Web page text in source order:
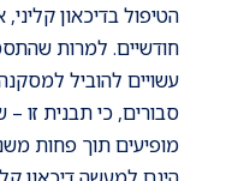
הטיפול בדיכאון
חודשיים. למרות
עשויים להוביל
סבורים, כי תבנית זו
מופיעים תוך פחות